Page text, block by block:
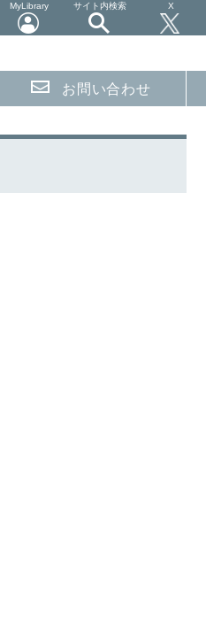
MyLibrary サイト内検索 X
お問い合わせ